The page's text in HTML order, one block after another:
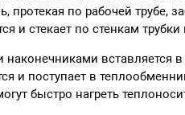
протекая по рабочей
и стекает по стенкам
вставляется
и поступает в
быстро нагреть